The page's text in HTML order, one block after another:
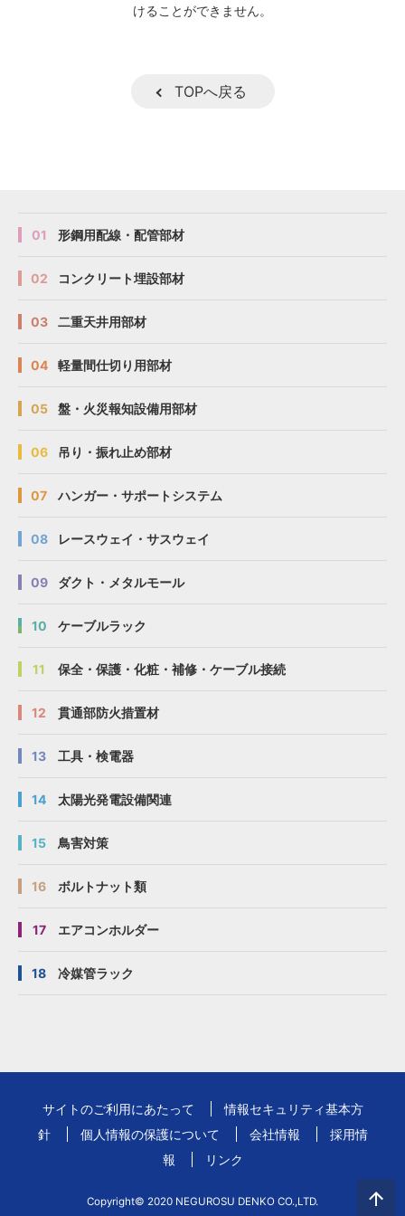
けることができません。
TOPへ戻る
01 形鋼用配線・配管部材
02 コンクリート埋設部材
03 二重天井用部材
04 軽量間仕切り用部材
05 盤・火災報知設備用部材
06 吊り・振れ止め部材
07 ハンガー・サポートシステム
08 レースウェイ・サスウェイ
09 ダクト・メタルモール
10 ケーブルラック
11 保全・保護・化粧・補修・ケーブル接続
12 貫通部防火措置材
13 工具・検電器
14 太陽光発電設備関連
15 鳥害対策
16 ボルトナット類
17 エアコンホルダー
18 冷媒管ラック
サイトのご利用にあたって
情報セキュリティ基本方
針
個人情報の保護について 会社情報
採用情
報
リンク
Copyright© 2020 NEGUROSU DENKO CO.,LTD.